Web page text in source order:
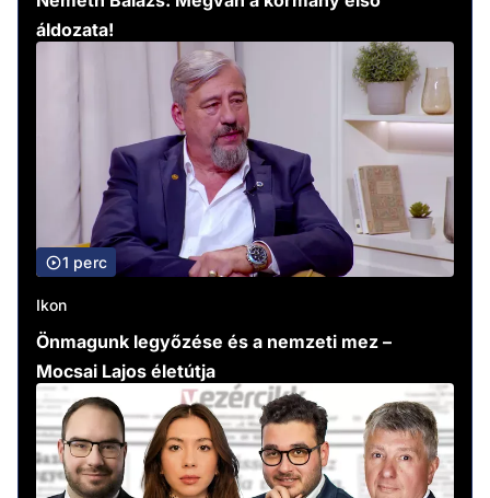
áldozata!
1 perc
Ikon
Önmagunk legyőzése és a nemzeti mez –
Mocsai Lajos életútja